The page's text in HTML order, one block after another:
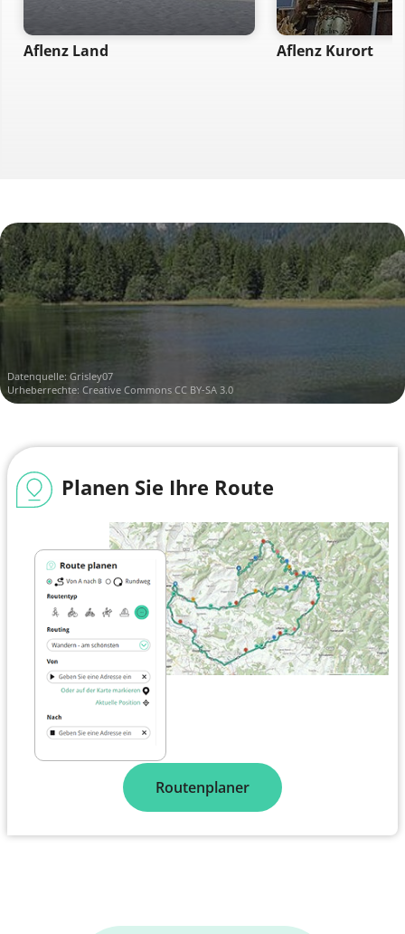
Aflenz Land Aflenz Kurort
Datenquelle: Grisley07
Urheberrechte: Creative Commons CC BY-SA 3.0
Planen Sie Ihre Route
Routenplaner